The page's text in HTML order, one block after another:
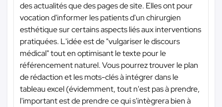
des actualités que des pages de site. Elles ont pour
vocation d'informer les patients d'un chirurgien
esthétique sur certains aspects liés aux interventions
pratiquées. L'idée est de "vulgariser le discours
médical" tout en optimisant le texte pour le
référencement naturel. Vous pourrez trouver le plan
de rédaction et les mots-clés à intégrer dans le
tableau excel (évidemment, tout n'est pas à prendre,
l'important est de prendre ce qui s'intègrera bien à